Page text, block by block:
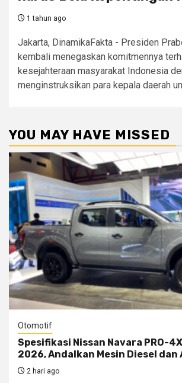
1 tahun ago
Jakarta, DinamikaFakta - Presiden
kembali menegaskan komitmennya
kesejahteraan masyarakat Indonesia
menginstruksikan para kepala daerah
YOU MAY HAVE MISSED
Otomotif
Spesifikasi Nissan Navara PRO-
2026, Andalkan Mesin Diesel dan
2 hari ago